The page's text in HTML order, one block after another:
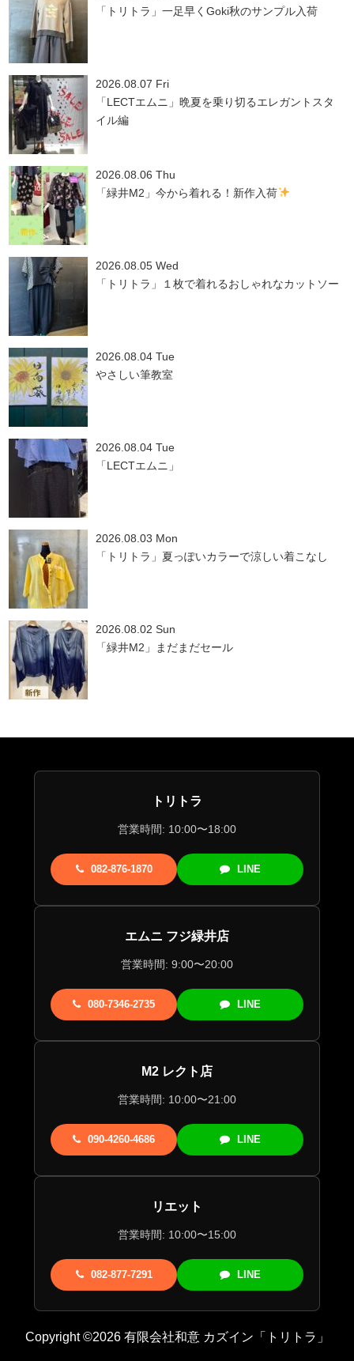
「トリトラ」一足早くGoki秋のサンプル入荷
2026.08.07 Fri
「LECTエムニ」晩夏を乗り切るエレガントスタ
イル編
2026.08.06 Thu
「緑井M2」今から着れる！新作入荷
2026.08.05 Wed
「トリトラ」１枚で着れるおしゃれなカットソー
2026.08.04 Tue
やさしい筆教室
2026.08.04 Tue
「LECTエムニ」
2026.08.03 Mon
「トリトラ」夏っぽいカラーで涼しい着こなし
2026.08.02 Sun
「緑井M2」まだまだセール
トリトラ
営業時間: 10:00〜18:00
082-876-1870 LINE
エムニ フジ緑井店
営業時間: 9:00〜20:00
080-7346-2735 LINE
M2 レクト店
営業時間: 10:00〜21:00
090-4260-4686 LINE
リエット
営業時間: 10:00〜15:00
082-877-7291 LINE
Copyright ©2026 有限会社和意 カズイン「トリトラ」